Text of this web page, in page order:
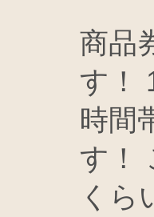
商品
す！
時間
す！
くら